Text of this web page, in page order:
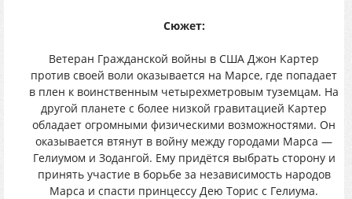
Сюжет:
Ветеран Гражданской войны в США Джон Картер
против своей воли оказывается на Марсе, где попадает
в плен к воинственным четырехметровым туземцам. На
другой планете с более низкой гравитацией Картер
обладает огромными физическими возможностями. Он
оказывается втянут в войну между городами Марса —
Гелиумом и Зодангой. Ему придётся выбрать сторону и
принять участие в борьбе за независимость народов
Марса и спасти принцессу Дею Торис с Гелиума.